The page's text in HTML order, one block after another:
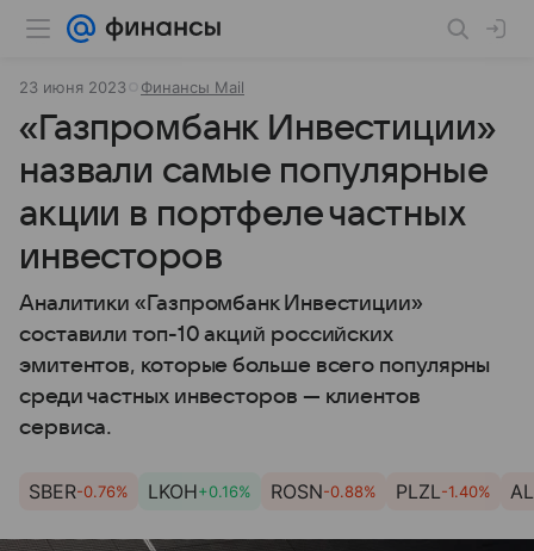
23 июня 2023 Финансы Mail
«Газпромбанк Инвестиции»
назвали самые популярные
акции в портфеле частных
инвесторов
Аналитики «Газпромбанк Инвестиции»
составили топ-10 акций российских
эмитентов, которые больше всего популярны
среди частных инвесторов — клиентов
сервиса.
SBER-0.76% LKOH+0.16% ROSN-0.88% PLZL-1.40%